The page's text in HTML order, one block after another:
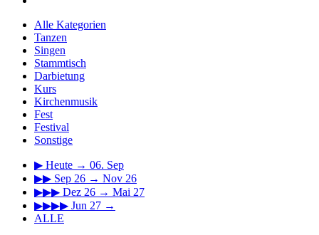
Alle Kategorien
Tanzen
Singen
Stammtisch
Darbietung
Kurs
Kirchenmusik
Fest
Festival
Sonstige
▶ Heute → 06. Sep
▶▶ Sep 26 → Nov 26
▶▶▶ Dez 26 → Mai 27
▶▶▶▶ Jun 27 →
ALLE